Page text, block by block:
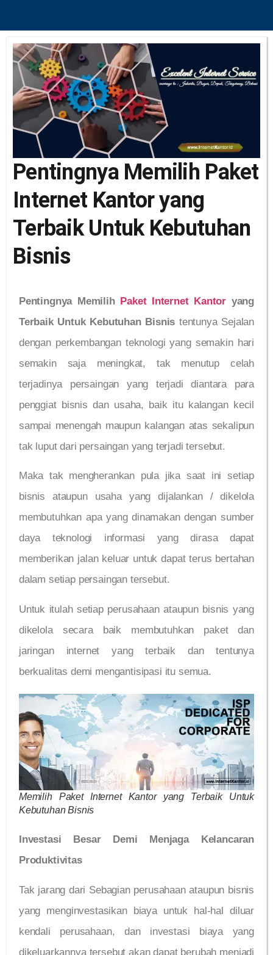
Pentingnya Memilih Paket
Internet Kantor yang
Terbaik Untuk Kebutuhan
Bisnis
Pentingnya Memilih Paket Internet Kantor yang
Terbaik Untuk Kebutuhan Bisnis tentunya Sejalan
dengan perkembangan teknologi yang semakin hari
semakin saja meningkat, tak menutup celah
terjadinya persaingan yang terjadi diantara para
penggiat bisnis dan usaha, baik itu kalangan kecil
sampai menengah maupun kalangan atas sekalipun
tak luput dari persaingan yang terjadi tersebut.
Maka tak mengherankan pula jika saat ini setiap
bisnis ataupun usaha yang dijalankan / dikelola
membutuhkan apa yang dinamakan dengan sumber
daya teknologi informasi yang dirasa dapat
memberikan jalan keluar untuk dapat terus bertahan
dalam setiap persaingan tersebut.
Untuk itulah setiap perusahaan ataupun bisnis yang
dikelola secara baik membutuhkan paket dan
jaringan internet yang terbaik dan tentunya
berkualitas demi mengantisipasi itu semua.
Memilih Paket Internet Kantor yang Terbaik Untuk
Kebutuhan Bisnis
Investasi Besar Demi Menjaga Kelancaran
Produktivitas
Tak jarang dari Sebagian perusahaan ataupun bisnis
yang menginvestasikan biaya untuk hal-hal diluar
kendali perusahaan, dan investasi biaya yang
dikeluarkannya tersebut akan dapat berubah menjadi